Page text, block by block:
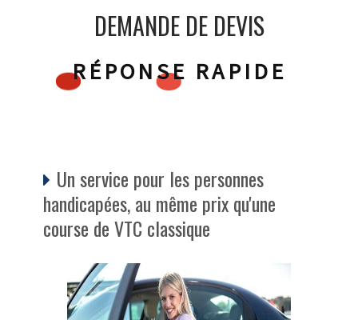
DEMANDE DE DEVIS
RÉPONSE RAPIDE
Un service pour les personnes
handicapées, au même prix qu'une
course de VTC classique